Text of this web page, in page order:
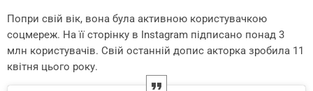
Попри свій вік, вона була активною користувачкою
соцмереж. На її сторінку в Instagram підписано понад 3
млн користувачів. Свій останній допис акторка зробила 11
квітня цього року.